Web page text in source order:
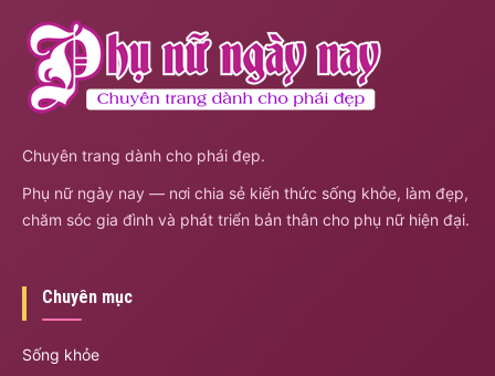
Chuyên trang dành cho phái đẹp.
Phụ nữ ngày nay — nơi chia sẻ kiến thức sống khỏe, làm đẹp,
chăm sóc gia đình và phát triển bản thân cho phụ nữ hiện đại.
Chuyên mục
Sống khỏe